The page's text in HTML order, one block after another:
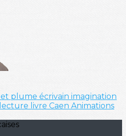
plume écrivain imagination
lecture livre Caen Animations